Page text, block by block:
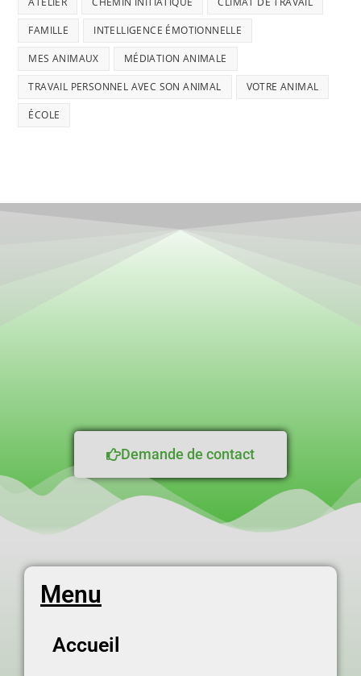
FAMILLE INTELLIGENCE ÉMOTIONNELLE
MES ANIMAUX MÉDIATION ANIMALE
TRAVAIL PERSONNEL AVEC SON ANIMAL VOTRE ANIMAL
ÉCOLE
Demande de contact
Menu
Accueil